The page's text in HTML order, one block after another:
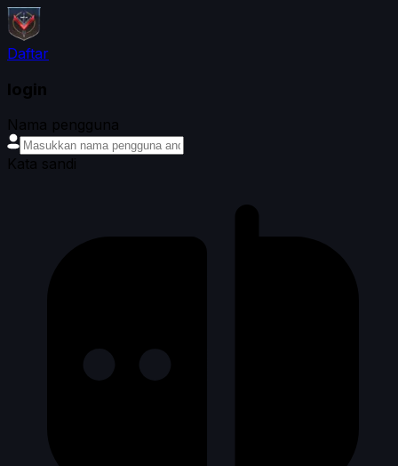
Daftar
login
Nama pengguna
Kata sandi